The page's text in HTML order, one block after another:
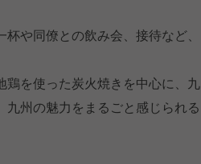
や同僚との飲み会、接待など、
を使った炭火焼きを中心に、九
州の魅力をまるごと感じられる